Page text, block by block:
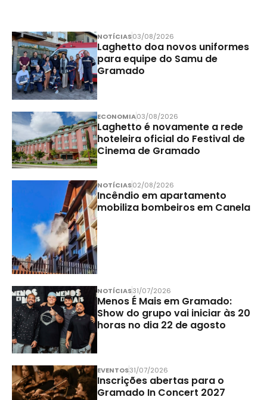
NOTÍCIAS03/08/2026
Laghetto doa novos uniformes
para equipe do Samu de
Gramado
ECONOMIA03/08/2026
Laghetto é novamente a rede
hoteleira oficial do Festival de
Cinema de Gramado
NOTÍCIAS02/08/2026
Incêndio em apartamento
mobiliza bombeiros em Canela
NOTÍCIAS31/07/2026
Menos É Mais em Gramado:
Show do grupo vai iniciar às 20
horas no dia 22 de agosto
EVENTOS31/07/2026
Inscrições abertas para o
Gramado In Concert 2027